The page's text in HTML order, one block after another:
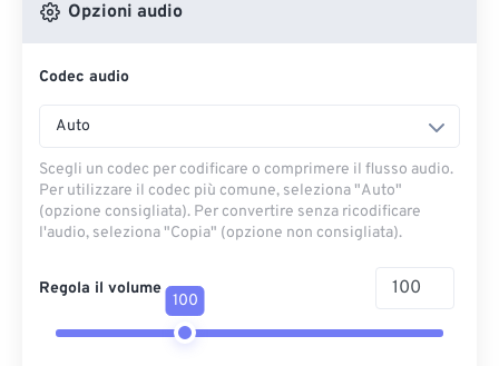
Opzioni audio
Codec audio
Auto
Scegli un codec per codificare o comprimere il flusso audio.
Per utilizzare il codec più comune, seleziona "Auto"
(opzione consigliata). Per convertire senza ricodificare
l'audio, seleziona "Copia" (opzione non consigliata).
Regola il volume
100